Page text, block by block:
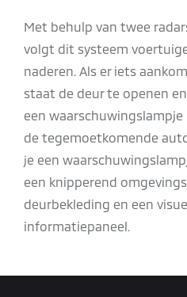
Met behulp van twee
volgt dit systeem
naderen. Als er iets
staat de deur te openen
een
de tegemoetkomende
je een
een knipperend
deurbekleding en een
informatiepaneel.